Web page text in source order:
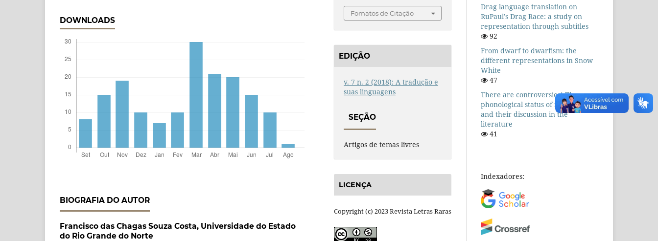
DOWNLOADS
BIOGRAFIA DO AUTOR
Francisco das Chagas Souza Costa, Universidade do Estado
do Rio Grande do Norte
Fomatos de Citação
EDIÇÃO
v. 7 n. 2 (2018): A tradução e
suas linguagens
SEÇÃO
Artigos de temas livres
LICENÇA
Copyright (c) 2023 Revista Letras Raras
Drag language translation on
RuPaul’s Drag Race: a study on
representation through subtitles
92
From dwarf to dwarfism: the
different representations in Snow
White
47
There are controversies! The
phonological status of nasal vowels
and their discussion in the
literature
41
Indexadores: